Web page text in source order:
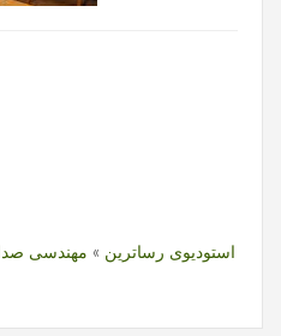
استودیوی رساترین » مهندسی صدا